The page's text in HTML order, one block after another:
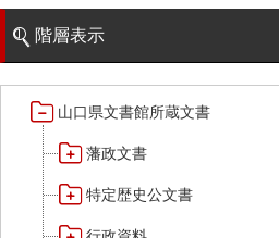
階層表示
山口県文書館所蔵文書
藩政文書
特定歴史公文書